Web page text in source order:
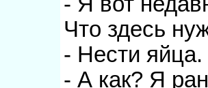
Что здесь
- Hести яйца.
- А как? Я